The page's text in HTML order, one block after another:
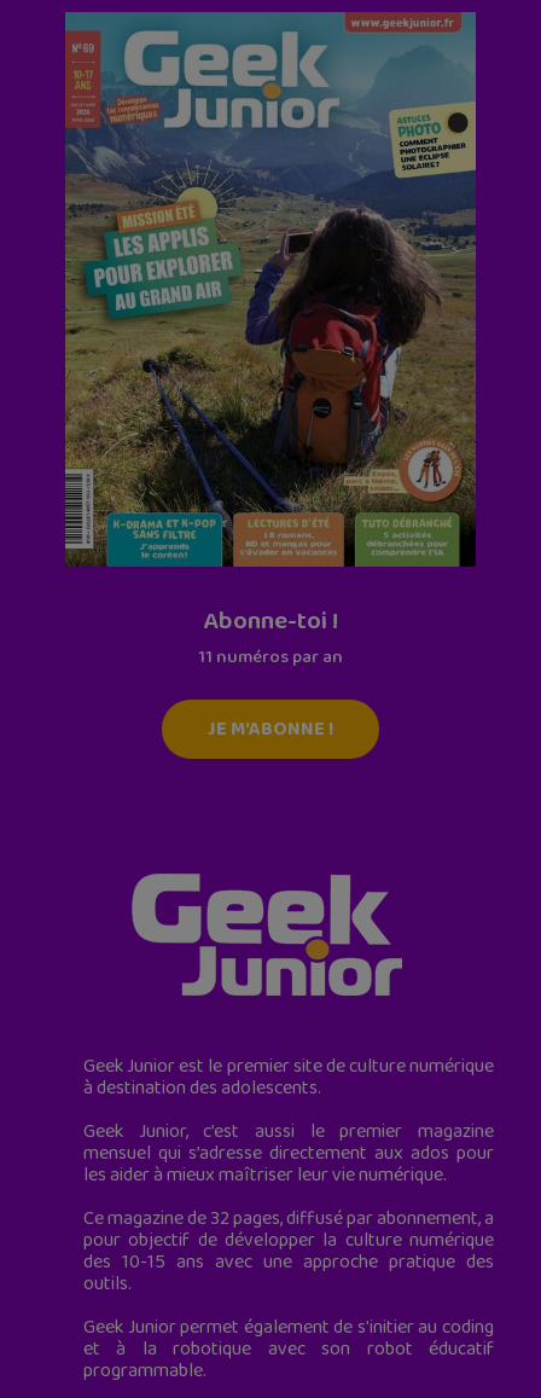
Abonne-toi !
11 numéros par an
JE M'ABONNE !
Geek Junior est le premier site de culture numérique
à destination des adolescents.
Geek Junior, c’est aussi le premier magazine
mensuel qui s’adresse directement aux ados pour
les aider à mieux maîtriser leur vie numérique.
Ce magazine de 32 pages, diffusé par abonnement, a
pour objectif de développer la culture numérique
des 10-15 ans avec une approche pratique des
outils.
Geek Junior permet également de s'initier au coding
et à la robotique avec son robot éducatif
programmable.